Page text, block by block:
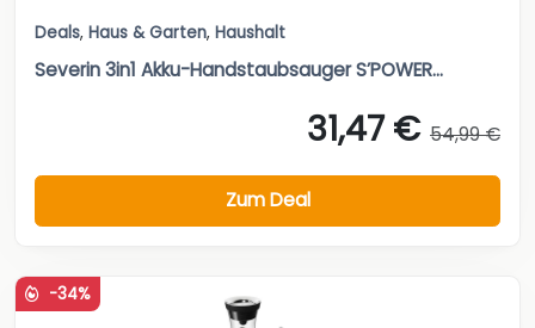
Deals, Haus & Garten, Haushalt
Severin 3in1 Akku-Handstaubsauger S’POWER...
31,47 € 54,99 €
Zum Deal
-34%